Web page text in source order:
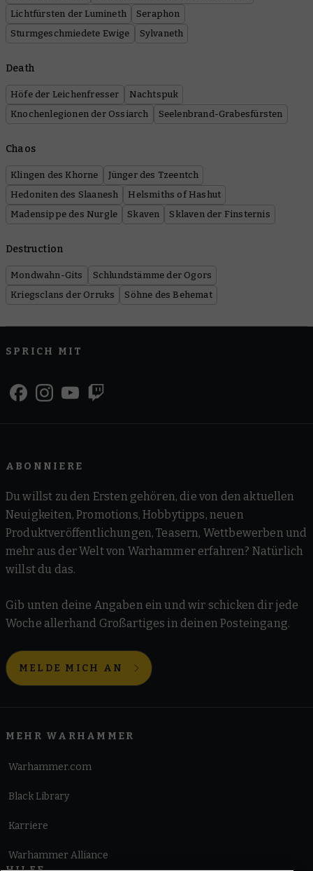
Lichtfürsten der Lumineth
Seraphon
Sturmgeschmiedete Ewige
Sylvaneth
Death
Höfe der Leichenfresser
Nachtspuk
Knochenlegionen der Ossiarch
Seelenbrand-Grabesfürsten
Chaos
Klingen des Khorne
Jünger des Tzeentch
Hedoniten des Slaanesh
Helsmiths of Hashut
Madensippe des Nurgle
Skaven Sklaven der Finsternis
Destruction
Mondwahn-Gits
Schlundstämme der Ogors
Kriegsclans der Orruks
Söhne des Behemat
SPRICH MIT
ABONNIERE
Du willst zu den Ersten gehören, die von den aktuellen
Neuigkeiten, Promotions, Hobbytipps, neuen
Produktveröffentlichungen, Teasern, Wettbewerben und
mehr aus der Welt von Warhammer erfahren? Natürlich
willst du das.
Gib unten deine Angaben ein und wir schicken dir jede
Woche allerhand Großartiges in deinen Posteingang.
MELDE MICH AN
MEHR WARHAMMER
Warhammer.com
Black Library
Karriere
Warhammer Alliance